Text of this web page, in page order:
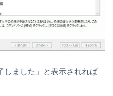
しました」と表示されれば